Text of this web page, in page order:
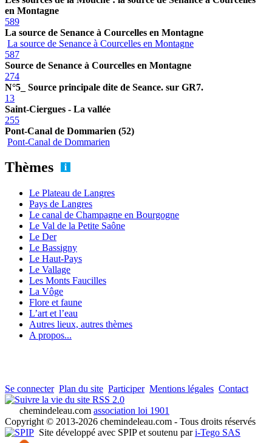
en Montagne
589
La source de Senance à Courcelles en Montagne
La source de Senance à Courcelles en Montagne
587
Source de Senance à Courcelles en Montagne
274
N°5_ Source principale dite de Seance. sur GR7.
13
Saint-Ciergues - La vallée
255
Pont-Canal de Dommarien (52)
Pont-Canal de Dommarien
Thèmes
Le Plateau de Langres
Pays de Langres
Le canal de Champagne en Bourgogne
Le Val de la Petite Saône
Le Der
Le Bassigny
Le Haut-Pays
Le Vallage
Les Monts Faucilles
La Vôge
Flore et faune
L’art et l’eau
Autres lieux, autres thèmes
A propos...
Se connecter Plan du site Participer Mentions légales Contact
RSS 2.0
chemindeleau.com association loi 1901
Copyright © 2013-2026 chemindeleau.com - Tous droits réservés
Site développé avec SPIP et soutenu pari-Tego SAS